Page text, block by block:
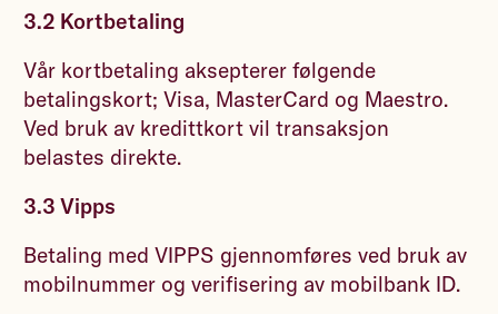
3.2 Kortbetaling
Vår kortbetaling aksepterer følgende
betalingskort; Visa, MasterCard og Maestro.
Ved bruk av kredittkort vil transaksjon
belastes direkte.
3.3 Vipps
Betaling med VIPPS gjennomføres ved bruk av
mobilnummer og verifisering av mobilbank ID.